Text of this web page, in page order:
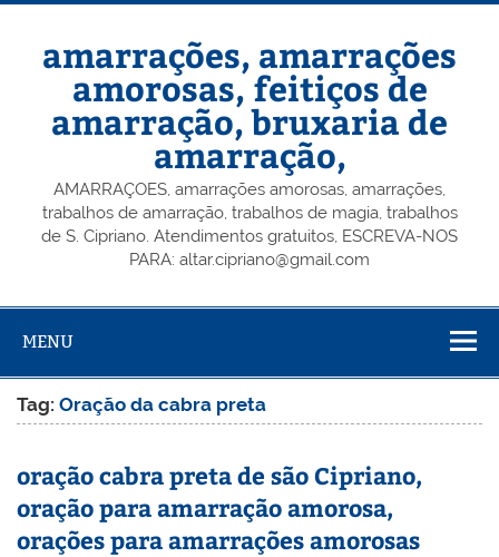
Skip
amarrações, amarrações
amorosas, feitiços de
amarração, bruxaria de
amarração,
AMARRAÇOES, amarrações amorosas, amarrações,
trabalhos de amarração, trabalhos de magia, trabalhos
de S. Cipriano. Atendimentos gratuitos, ESCREVA-NOS
PARA: altar.cipriano@gmail.com
MENU
Tag:Oração da cabra preta
oração cabra preta de são Cipriano,
oração para amarração amorosa,
orações para amarrações amorosas